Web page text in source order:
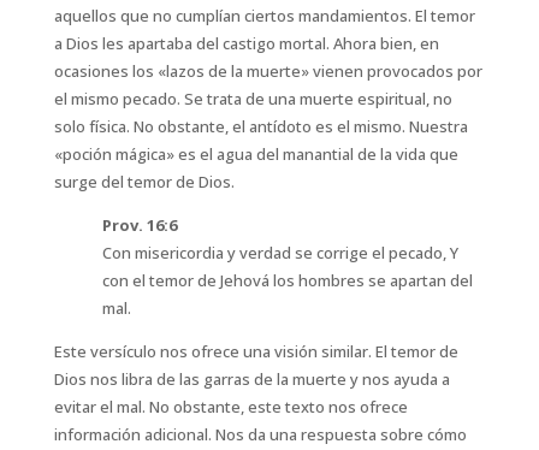
aquellos que no cumplían ciertos mandamientos. El temor
a Dios les apartaba del castigo mortal. Ahora bien, en
ocasiones los «lazos de la muerte» vienen provocados por
el mismo pecado. Se trata de una muerte espiritual, no
solo física. No obstante, el antídoto es el mismo. Nuestra
«poción mágica» es el agua del manantial de la vida que
surge del temor de Dios.
Prov. 16:6
Con misericordia y verdad se corrige el pecado, Y
con el temor de Jehová los hombres se apartan del
mal.
Este versículo nos ofrece una visión similar. El temor de
Dios nos libra de las garras de la muerte y nos ayuda a
evitar el mal. No obstante, este texto nos ofrece
información adicional. Nos da una respuesta sobre cómo